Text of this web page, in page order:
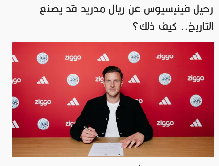
رحيل فينيسيوس عن ريال مدريد قد يصنع
التاريخ.. كيف ذلك؟